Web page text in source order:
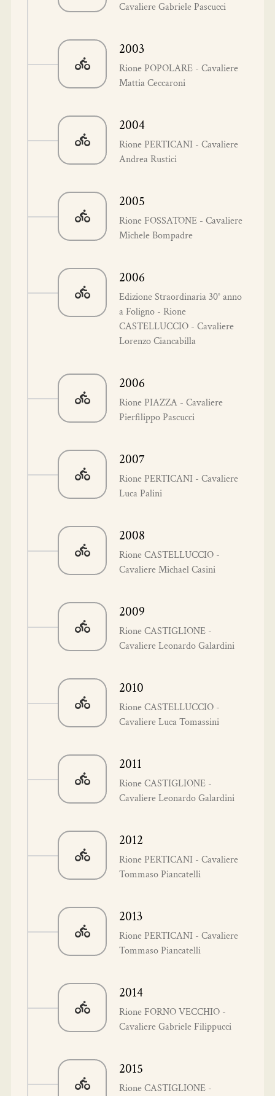
Cavaliere Gabriele Pascucci
2003
Rione POPOLARE - Cavaliere
Mattia Ceccaroni
2004
Rione PERTICANI - Cavaliere
Andrea Rustici
2005
Rione FOSSATONE - Cavaliere
Michele Bompadre
2006
Edizione Straordinaria 30° anno
a Foligno - Rione
CASTELLUCCIO - Cavaliere
Lorenzo Ciancabilla
2006
Rione PIAZZA - Cavaliere
Pierfilippo Pascucci
2007
Rione PERTICANI - Cavaliere
Luca Palini
2008
Rione CASTELLUCCIO -
Cavaliere Michael Casini
2009
Rione CASTIGLIONE -
Cavaliere Leonardo Galardini
2010
Rione CASTELLUCCIO -
Cavaliere Luca Tomassini
2011
Rione CASTIGLIONE -
Cavaliere Leonardo Galardini
2012
Rione PERTICANI - Cavaliere
Tommaso Piancatelli
2013
Rione PERTICANI - Cavaliere
Tommaso Piancatelli
2014
Rione FORNO VECCHIO -
Cavaliere Gabriele Filippucci
2015
Rione CASTIGLIONE -